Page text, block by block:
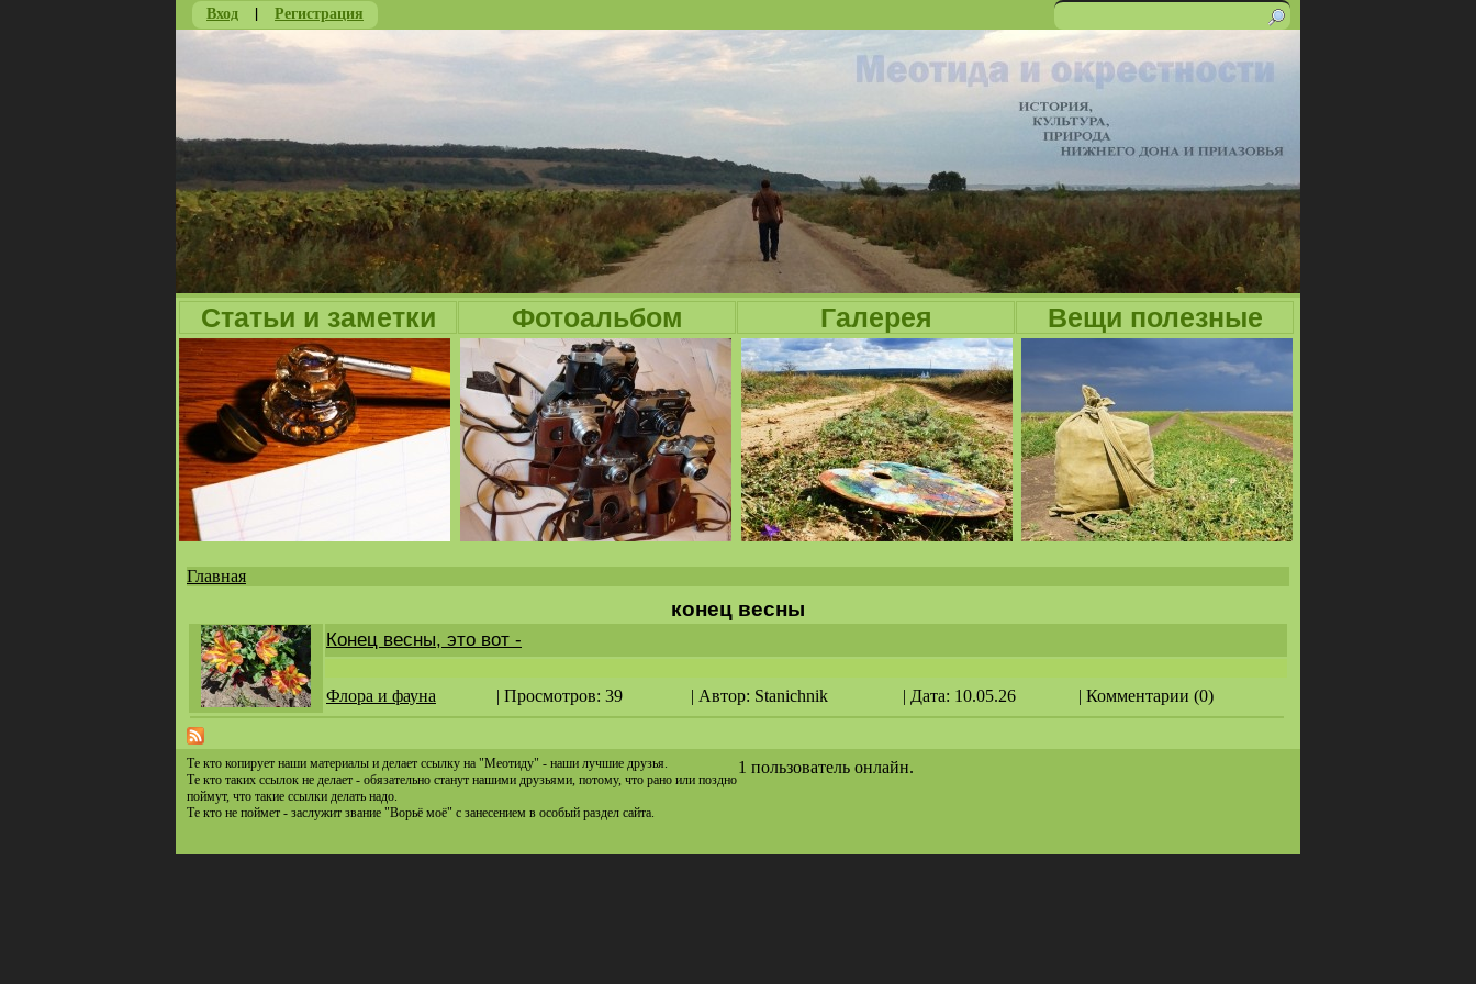
Вход | Регистрация
Форма
поиска
Поиск
Статьи и заметки Фотоальбом Галерея Вещи полезные
здесь
Главная
конец весны
Конец весны, это вот -
Флора и фауна | Просмотров: 39 | Автор: Stanichnik | Дата: 10.05.26 | Комментарии (0)
Те кто копирует наши материалы и делает ссылку на "Меотиду" - наши лучшие друзья.
Те кто таких ссылок не делает - обязательно станут нашими друзьями, потому, что рано или поздно
поймут, что такие ссылки делать надо.
Те кто не поймет - заслужит звание "Ворьё моё" с занесением в особый раздел сайта.
1 пользователь онлайн.